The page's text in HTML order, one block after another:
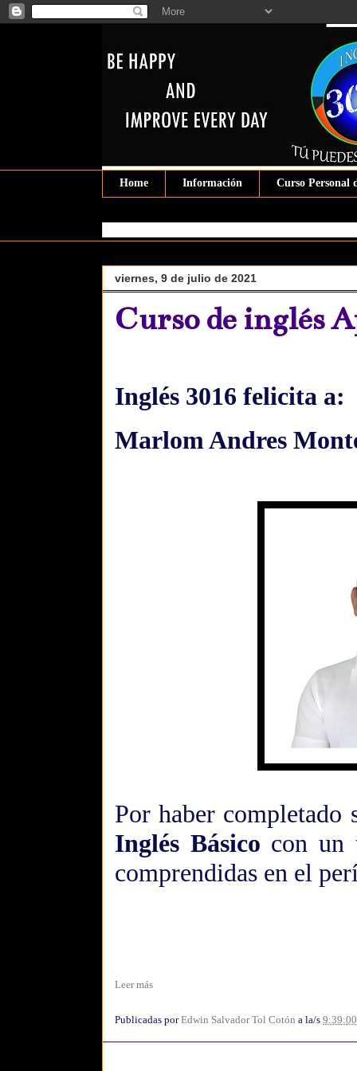
Home Información Curso Personal
viernes, 9 de julio de 2021
Curso de inglés
Inglés 3016 felicita a:
Marlom Andres
Por haber completado
Inglés Básico con un
comprendidas en el
Leer más
Publicadas porEdwin Salvador Tol Cotón a la/s 9:39:00